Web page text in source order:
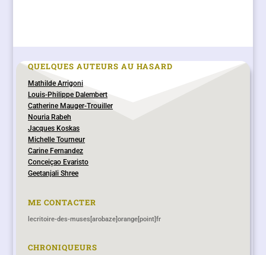
QUELQUES AUTEURS AU HASARD
Mathilde Arrigoni
Louis-Philippe Dalembert
Catherine Mauger-Trouiller
Nouria Rabeh
Jacques Koskas
Michelle Tourneur
Carine Fernandez
Conceiçao Evaristo
Geetanjali Shree
ME CONTACTER
lecritoire-des-muses[arobaze]orange[point]fr
CHRONIQUEURS